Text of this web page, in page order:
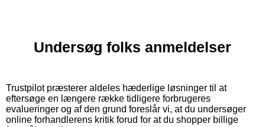
Undersøg folks anmeldelser
Trustpilot præsterer aldeles hæderlige løsninger til at
eftersøge en længere række tidligere forbrugeres
evalueringer og af den grund foreslår vi, at du undersøger
online forhandlerens kritik forud for at du shopper billige